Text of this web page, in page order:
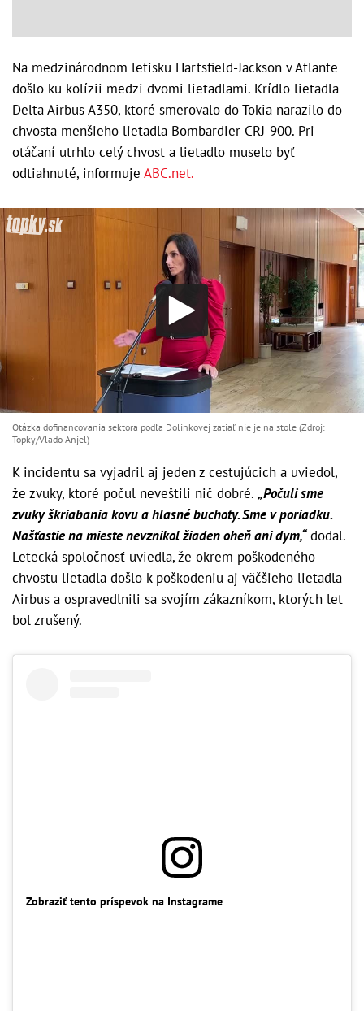
Na medzinárodnom letisku Hartsfield-Jackson v Atlante
došlo ku kolízii medzi dvomi lietadlami. Krídlo lietadla
Delta Airbus A350, ktoré smerovalo do Tokia narazilo do
chvosta menšieho lietadla Bombardier CRJ-900. Pri
otáčaní utrhlo celý chvost a lietadlo muselo byť
odtiahnuté, informuje ABC.net.
Otázka dofinancovania sektora podľa Dolinkovej zatiaľ nie je na stole (Zdroj:
Topky/Vlado Anjel)
K incidentu sa vyjadril aj jeden z cestujúcich a uviedol,
že zvuky, ktoré počul neveštili nič dobré. „Počuli sme
zvuky škriabania kovu a hlasné buchoty. Sme v poriadku.
Našťastie na mieste nevznikol žiaden oheň ani dym,“dodal.
Letecká spoločnosť uviedla, že okrem poškodeného
chvostu lietadla došlo k poškodeniu aj väčšieho lietadla
Airbus a ospravedlnili sa svojím zákazníkom, ktorých let
bol zrušený.
Zobraziť tento príspevok na Instagrame